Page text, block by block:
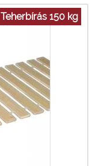
Teherbírás 150 kg